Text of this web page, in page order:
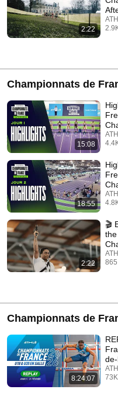
2:22
Championnats de
Clermont 2026
15:08
18:55
2:22
🎬
Championnats de
Val-de-Reuil 2026
8:24:07